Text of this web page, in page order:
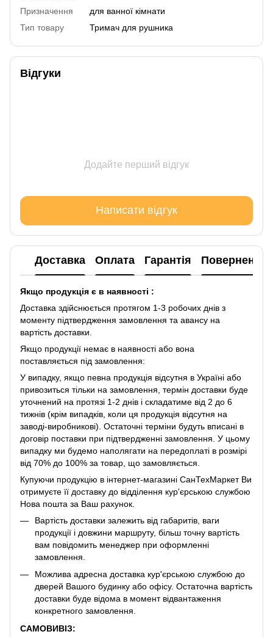
Призначення
для ванної кімнати
Тип товару
Тримач для рушника
Відгуки
Додайте перший відгук
Написати відгук
Доставка Оплата Гарантія Повернення
Якщо продукція є в наявності :
Доставка здійснюється протягом 1-3 робочих днів з
моменту підтвердження замовлення та авансу на
вартість доставки.
Якщо продукції немає в наявності або вона
поставляється під замовлення:
У випадку, якщо певна продукція відсутня в Україні або
привозиться тільки на замовлення, термін доставки буде
уточнений на протязі 1-2 днів і складатиме від 2 до 6
тижнів (крім випадків, коли ця продукція відсутня на
заводі-виробникові). Остаточні терміни будуть вписані в
договір поставки при підтвердженні замовлення. У цьому
випадку ми будемо наполягати на передоплаті в розмірі
від 70% до 100% за товар, що замовляється.
Купуючи продукцію в інтернет-магазині СанТехМаркет Ви
отримуєте її доставку до відділення кур'єрською службою
Нова пошта за Ваш рахунок.
Вартість доставки залежить від габаритів, ваги
продукції і довжини маршруту, більш точну вартість
вам повідомить менеджер при оформленні
замовлення.
Можлива адресна доставка кур'єрською службою до
дверей Вашого будинку або офісу. Остаточна вартість
доставки буде відома в момент відвантаження
конкретного замовлення.
САМОВИВІЗ: